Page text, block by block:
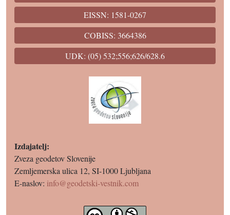
EISSN: 1581-0267
COBISS: 3664386
UDK: (05) 532;556;626/628.6
Izdajatelj:
Zveza geodetov Slovenije
Zemljemerska ulica 12, SI-1000 Ljubljana
E-naslov: info@geodetski-vestnik.com